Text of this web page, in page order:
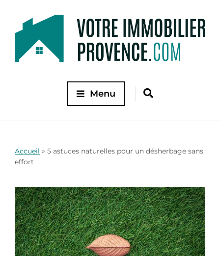
Menu
Accueil » 5 astuces naturelles pour un désherbage sans
effort